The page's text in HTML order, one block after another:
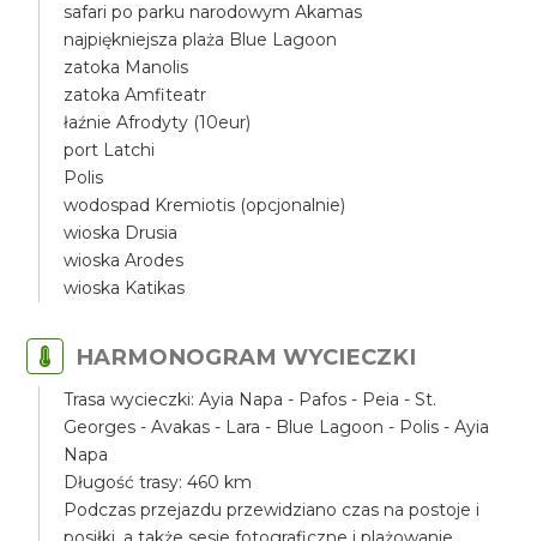
safari po parku narodowym Akamas
najpiękniejsza plaża Blue Lagoon
zatoka Manolis
zatoka Amfiteatr
łaźnie Afrodyty (10eur)
port Latchi
Polis
wodospad Kremiotis (opcjonalnie)
wioska Drusia
wioska Arodes
wioska Katikas
HARMONOGRAM WYCIECZKI
Trasa wycieczki: Ayia Napa - Pafos - Peia - St.
Georges - Avakas - Lara - Blue Lagoon - Polis - Ayia
Napa
Długość trasy: 460 km
Podczas przejazdu przewidziano czas na postoje i